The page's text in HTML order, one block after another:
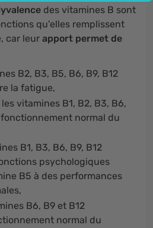
des vitamines B sont
qu'elles remplissent
car leur apport permet de
B2, B3, B5, B6, B9, B12
la fatigue,
vitamines B1, B2, B3, B6,
normal du
B1, B3, B6, B9, B12
psychologiques
B5 à des performances
B6, B9 et B12
normal du